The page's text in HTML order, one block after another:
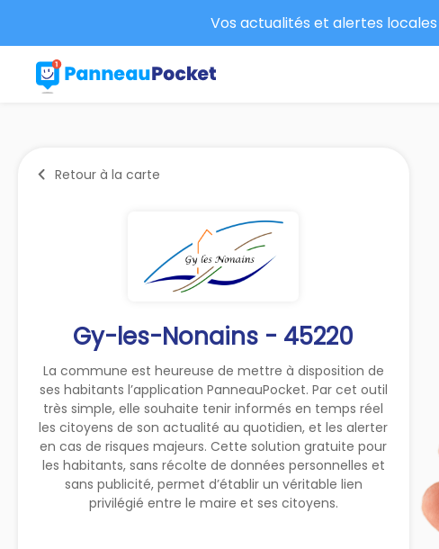
Vos actualités et alertes
Retour à la carte
Gy-les-Nonains - 45220
La commune est heureuse de mettre à disposition de
ses habitants l’application PanneauPocket. Par cet outil
très simple, elle souhaite tenir informés en temps réel
les citoyens de son actualité au quotidien, et les alerter
en cas de risques majeurs. Cette solution gratuite pour
les habitants, sans récolte de données personnelles et
sans publicité, permet d’établir un véritable lien
privilégié entre le maire et ses citoyens.